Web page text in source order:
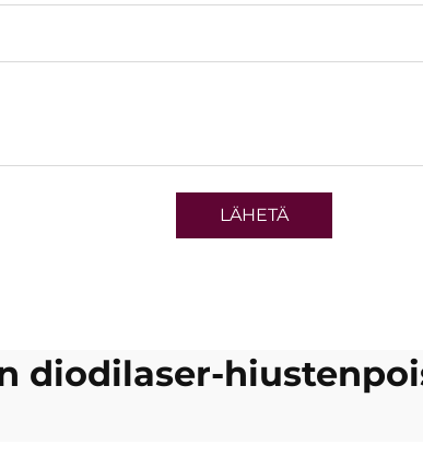
LÄHETÄ
diodilaser-